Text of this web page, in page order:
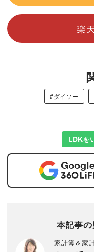
楽
#ダイソー
LDKを
Google
本記事
家計簿＆家